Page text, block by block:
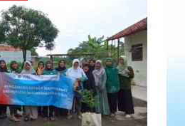
Energi Terbarukan Perkuat